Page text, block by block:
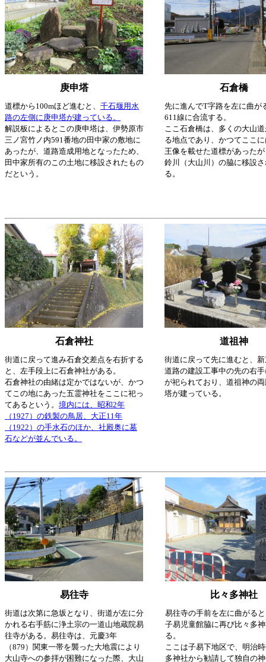
庚申塔 石倉橋
道標から100mほど進むと、 千石堰用水
路の左側に庚申塔が建っている。
解説板によるとこの庚申塔は、伊勢原市
三ノ宮竹ノ内591番地の田中家の敷地に
あったが、道路造成用地となったため、
田中家所有のこの土地に移設されたもの
だという。
先に進んでT字路を左に曲が
611線に合流する。
ここ石倉橋は、多くの大山
る地点であり、かつてここ
王像を載せた道標があった
鈴川（大山川）の脇に移設
る。
石倉神社 道祖神
街道に戻って進み石倉交差点を右折する
と、左手段上に石倉神社がある。
石倉神社の由緒は定かではないが、かつ
てこの地にあった五霊神社をここに祀っ
てあるという。 境内には、昭和2年
（1927）の鉄製の鳥居、大正11年
（1922）の手水石のほか、社殿奥に墓
石などが並んでいる。
街道に戻って先に進むと、
道路の建設工事中の先の右
が祀られており、道祖神の
塔が建っている。
易往寺 比々多神社
街道は次第に急坂となり、街道が左に分
かれる右手筋に浄土宗の一道山地蔵院易
往寺がある。易往寺は、元慶3年
（879）関東一帯を襲った大地震により
大山寺への参拝が困難になった際、大山
易往寺の手前を左に曲がる
子易児童館脇に再び比々多
る。
ここは子易下地区で、明治
多神社から勧請して独自の